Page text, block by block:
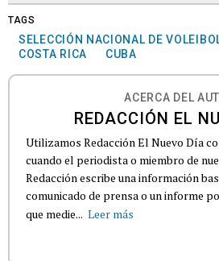
TAGS
SELECCIÓN NACIONAL DE
COSTA RICA
CUBA
ACERCA DEL
REDACCIÓN EL
Utilizamos Redacción El Nuevo Día
cuando el periodista o miembro de
Redacción escribe una información
comunicado de prensa o un informe
que medie... Leer más